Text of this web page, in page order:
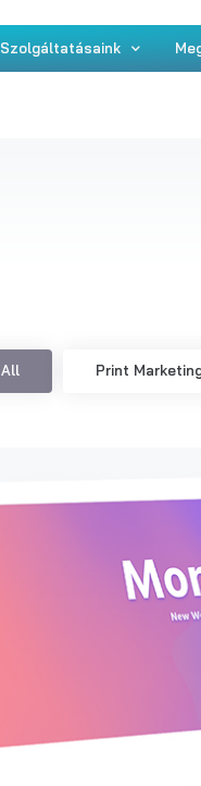
Szolgáltatásaink
All Print